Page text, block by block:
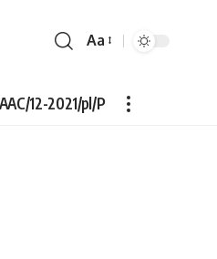
Font
Aa
12-2021/pl/P